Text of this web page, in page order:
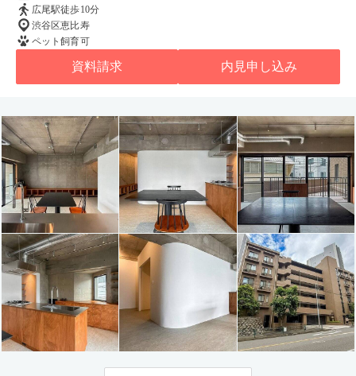
広尾駅徒歩10分
渋谷区恵比寿
ペット飼育可
資料請求 内見申し込み